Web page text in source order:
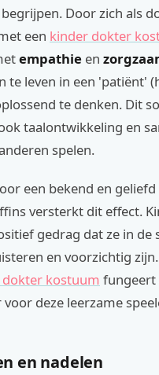
Door zich als
een kinder dokter
empathie en
te leven in een 'patiënt'
te denken. Dit
taalontwikkeling en
spelen.
een bekend en
versterkt dit effect.
gedrag dat ze in de
en voorzichtig
kostuum fungeert
deze leerzame
en nadelen